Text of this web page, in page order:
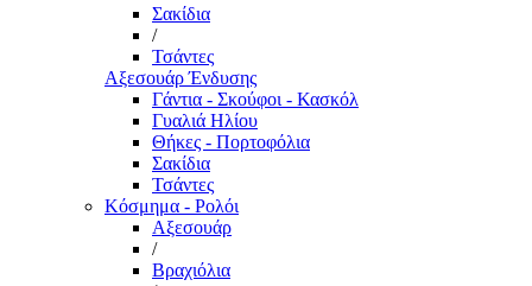
Σακίδια
/
Τσάντες
Αξεσουάρ Ένδυσης
Γάντια - Σκούφοι - Κασκόλ
Γυαλιά Ηλίου
Θήκες - Πορτοφόλια
Σακίδια
Τσάντες
Κόσμημα - Ρολόι
Αξεσουάρ
/
Βραχιόλια